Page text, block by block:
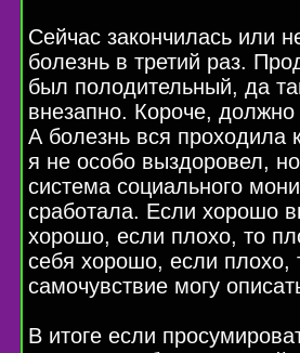
Сейчас закончилась или
болезнь в третий раз.
был полодительный, да
внезапно. Короче,
А болезнь вся проходила
я не особо выздоровел,
система социального
сработала. Если хорошо
хорошо, если плохо, то
себя хорошо, если плохо,
самочувствие могу
В итоге если